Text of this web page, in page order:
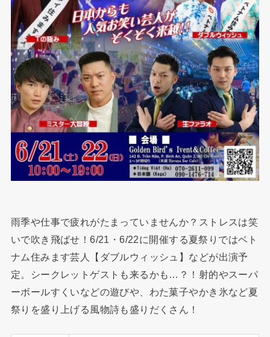
雨季や仕事で疲れがたまっていませんか？ストレスは笑
いで吹き飛ばせ！6/21・6/22に開催する夏祭りではベト
ナム住みます芸人【ダブルウィッシュ】などが出演予
定。シークレットゲストも来るかも…？！射的やスーパ
ーボールすくいなどの遊びや、わた菓子やかき氷など夏
祭りを盛り上げる風物詩も盛りだくさん！